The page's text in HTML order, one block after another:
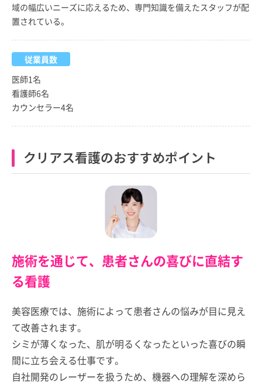
域の幅広いニーズに応えるため、専門知識を備えたスタッフが配
置されている。
従業員数
医師1名
看護師6名
カウンセラー4名
クリアス看護のおすすめポイント
施術を通じて、患者さんの喜びに直結す
る看護
美容医療では、施術によって患者さんの悩みが目に見え
て改善されます。
シミが薄くなった、肌が明るくなったといった喜びの瞬
間に立ち会える仕事です。
自社開発のレーザーを扱うため、機器への理解を深めら